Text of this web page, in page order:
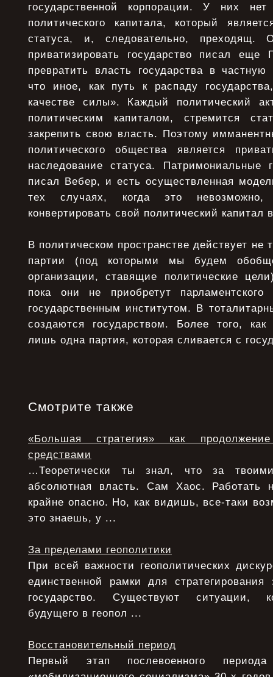
государственной корпорации. У них нет
политического капитала, который
статуса, и, следовательно, преходящ.
приватизировать государство писал еще
превратить власть государства в
что иное, как путь к распаду
качестве силы». Каждый политический
политическим капиталом, стремится
закрепить свою власть. Поэтому
политического общества является
наследование статуса. Патримониальные
писал Вебер, и есть осуществленная
тех случаях, когда это невозможно,
конвертировать свой политический
В политическом пространстве действует не
партии (под которыми мы будем
организации, ставящие политические
пока они не приобретут
государственным институтом. В
создаются государством. Более того,
лишь одна партия, которая сливается с
Смотрите также
«Большая стратегия» как
средствами
…Теоретически ты знал, что за
абсолютная власть. Сам Хаос. Работать
крайне опасно. Но, как видишь, все-таки
это знаешь, у ...
За пределами геополитики
При всей важности геополитических
единственной рамки для
государство. Существуют ситуации,
будущего в геопол ...
Восстановительный период
Первый этап послевоенного